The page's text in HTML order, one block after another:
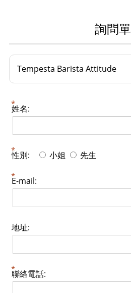
詢問單
Tempesta Barista Attitude
姓名:
性別: 小姐 先生
E-mail:
地址:
聯絡電話: